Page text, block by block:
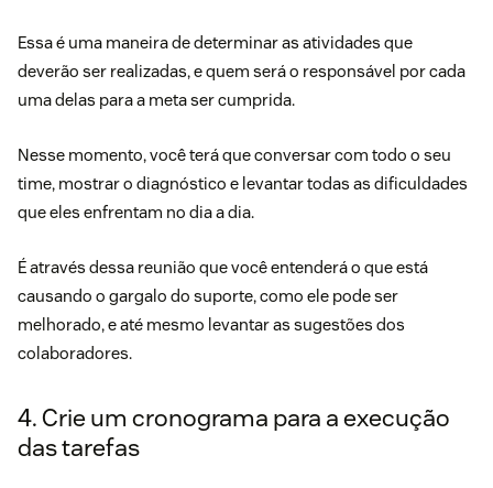
Essa é uma maneira de determinar as atividades que
deverão ser realizadas, e quem será o responsável por cada
uma delas para a meta ser cumprida.
Nesse momento, você terá que conversar com todo o seu
time, mostrar o diagnóstico e levantar todas as dificuldades
que eles enfrentam no dia a dia.
É através dessa reunião que você entenderá o que está
causando o gargalo do suporte, como ele pode ser
melhorado, e até mesmo levantar as sugestões dos
colaboradores.
4. Crie um cronograma para a execução
das tarefas